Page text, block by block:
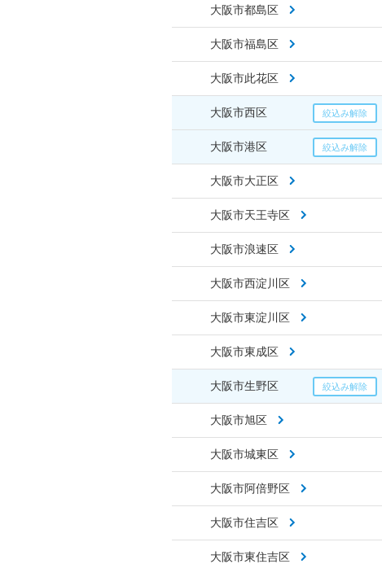
大阪市都島区
大阪市福島区
大阪市此花区
大阪市西区
大阪市港区
大阪市大正区
大阪市天王寺区
大阪市浪速区
大阪市西淀川区
大阪市東淀川区
大阪市東成区
大阪市生野区
大阪市旭区
大阪市城東区
大阪市阿倍野区
大阪市住吉区
大阪市東住吉区